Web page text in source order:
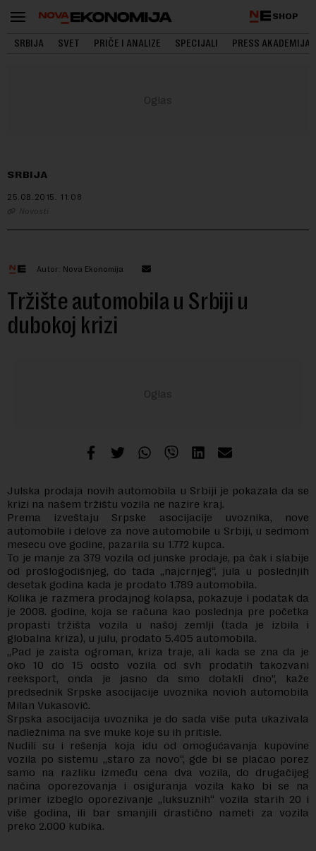
SHOP
SRBIJA SVET PRIČE I ANALIZE SPECIJALI PRESS AKADEMIJA
SRBIJA
25.08.2015. 11:08
Novosti
Autor: Nova Ekonomija
Tržište automobila u Srbiji u
dubokoj krizi
Julska prodaja novih automobila u Srbiji je pokazala da se
krizi na našem tržištu vozila ne nazire kraj.
Prema izveštaju Srpske asocijacije uvoznika, nove
automobile i delove za nove automobile u Srbiji, u sedmom
mesecu ove godine, pazarila su 1.772 kupca.
To je manje za 379 vozila od junske prodaje, pa čak i slabije
od prošlogodišnjeg, do tada „najcrnjeg“, jula u poslednjih
desetak godina kada je prodato 1.789 automobila.
Kolika je razmera prodajnog kolapsa, pokazuje i podatak da
je 2008. godine, koja se računa kao poslednja pre početka
propasti tržišta vozila u našoj zemlji (tada je izbila i
globalna kriza), u julu, prodato 5.405 automobila.
„Pad je zaista ogroman, kriza traje, ali kada se zna da je
oko 10 do 15 odsto vozila od svh prodatih takozvani
reeksport, onda je jasno da smo dotakli dno”, kaže
predsednik Srpske asocijacije uvoznika novioh automobila
Milan Vukasović.
Srpska asocijacija uvoznika je do sada više puta ukazivala
nadležnima na sve muke koje su ih pritisle.
Nudili su i rešenja koja idu od omogućavanja kupovine
vozila po sistemu „staro za novo“, gde bi se plaćao porez
samo na razliku između cena dva vozila, do drugačijeg
načina oporezovanja i osiguranja vozila kako bi se na
primer izbeglo oporezivanje „luksuznih“ vozila starih 20 i
više godina, ili bar smanjili drastično nameti za vozila
preko 2.000 kubika.